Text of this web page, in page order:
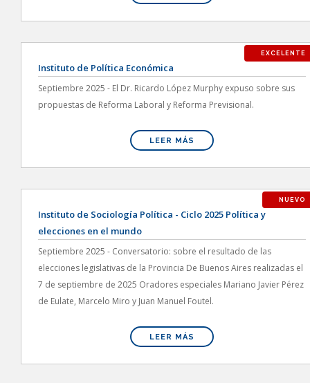
EXCELENTE
Instituto de Política Económica
Septiembre 2025 - El Dr. Ricardo López Murphy expuso sobre sus
propuestas de Reforma Laboral y Reforma Previsional.
LEER MÁS
NUEVO
Instituto de Sociología Política - Ciclo 2025 Política y
elecciones en el mundo
Septiembre 2025 - Conversatorio: sobre el resultado de las
elecciones legislativas de la Provincia De Buenos Aires realizadas el
7 de septiembre de 2025 Oradores especiales Mariano Javier Pérez
de Eulate, Marcelo Miro y Juan Manuel Foutel.
LEER MÁS